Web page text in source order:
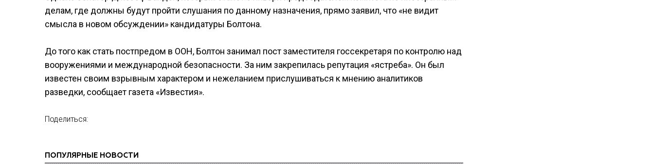
делам, где должны будут пройти слушания по данному назначения, прямо заявил, что «не видит
смысла в новом обсуждении» кандидатуры Болтона.
До того как стать постпредом в ООН, Болтон занимал пост заместителя госсекретаря по контролю над
вооружениями и международной безопасности. За ним закрепилась репутация «ястреба». Он был
известен своим взрывным характером и нежеланием прислушиваться к мнению аналитиков
разведки, сообщает газета «Известия».
Поделиться:
ПОПУЛЯРНЫЕ НОВОСТИ